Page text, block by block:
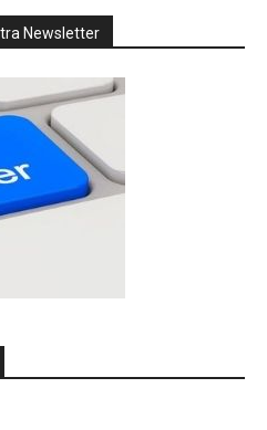
Newsletter